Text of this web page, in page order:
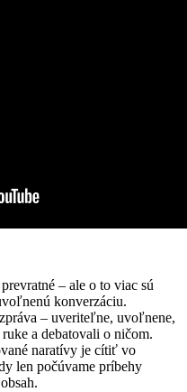
– ale o to viac sú
konverzáciu.
– uveriteľne, uvoľnene,
a debatovali o ničom.
naratívy je cítiť vo
len počúvame príbehy